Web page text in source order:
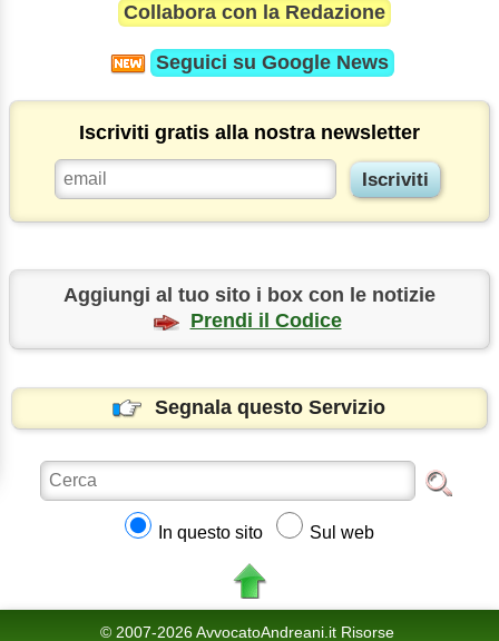
Collabora con la Redazione
Seguici su Google News
Iscriviti gratis alla nostra newsletter
Aggiungi al tuo sito i box con le notizie
Prendi il Codice
Segnala questo Servizio
In questo sito Sul web
© 2007-2026 AvvocatoAndreani.it Risorse